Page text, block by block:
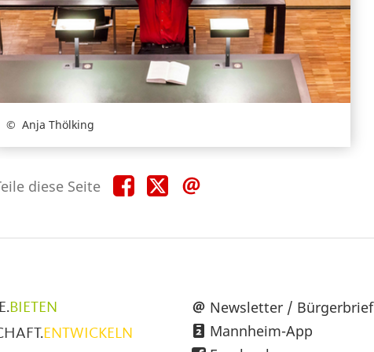
Anja Thölking
diese Seite Teile
diese
Teile
diese
BIETEN
ENTWICKELN
Newsletter / Bürgerbrief
Mannheim-App